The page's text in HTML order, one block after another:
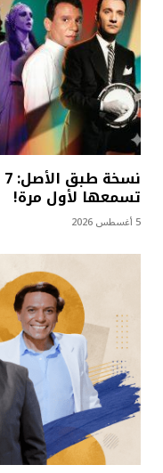
تسمعها لأول مرة!
5 أغسطس 2026